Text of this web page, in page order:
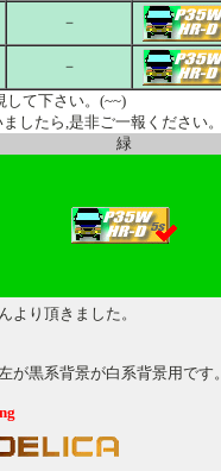
－
－
して下さい。(~~)
したら,是非ご一報ください。
緑
より頂きました。
黒系背景が白系背景用です。